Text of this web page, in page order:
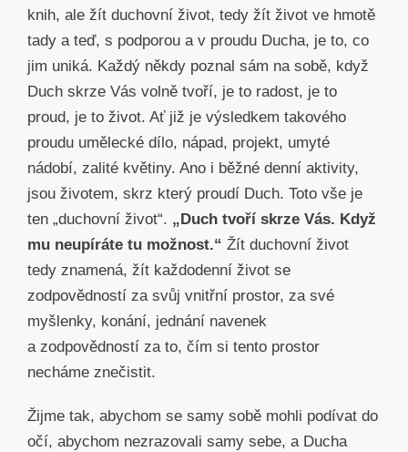
knih, ale žít duchovní život, tedy žít život ve hmotě
tady a teď, s podporou a v proudu Ducha, je to, co
jim uniká. Každý někdy poznal sám na sobě, když
Duch skrze Vás volně tvoří, je to radost, je to
proud, je to život. Ať již je výsledkem takového
proudu umělecké dílo, nápad, projekt, umyté
nádobí, zalité květiny. Ano i běžné denní aktivity,
jsou životem, skrz který proudí Duch. Toto vše je
ten „duchovní život“. „Duch tvoří skrze Vás. Když
mu neupíráte tu možnost.“ Žít duchovní život
tedy znamená, žít každodenní život se
zodpovědností za svůj vnitřní prostor, za své
myšlenky, konání, jednání navenek
a zodpovědností za to, čím si tento prostor
necháme znečistit.
Žijme tak, abychom se samy sobě mohli podívat do
očí, abychom nezrazovali samy sebe, a Ducha